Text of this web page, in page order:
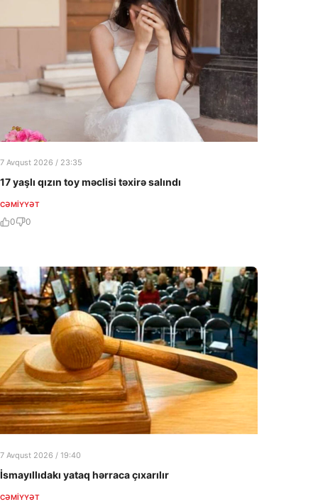
7 Avqust 2026 / 23:35
17 yaşlı qızın toy məclisi təxirə salındı
CƏMIYYƏT
0 0
7 Avqust 2026 / 19:40
İsmayıllıdakı yataq hərraca çıxarılır
CƏMIYYƏT